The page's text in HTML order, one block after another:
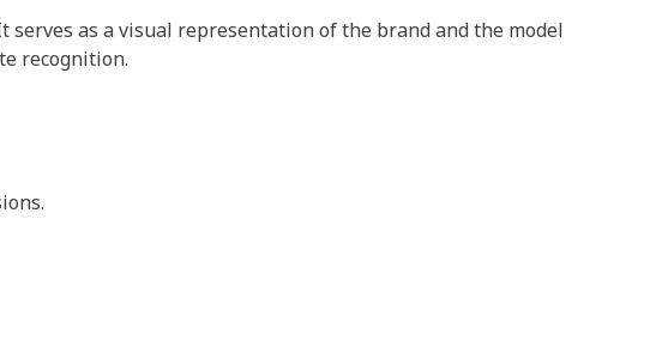
as a visual representation of the brand and the model
recognition.